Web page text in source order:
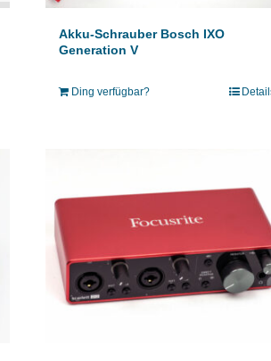
Akku-Schrauber Bosch IXO
Generation V
Ding verfügbar?